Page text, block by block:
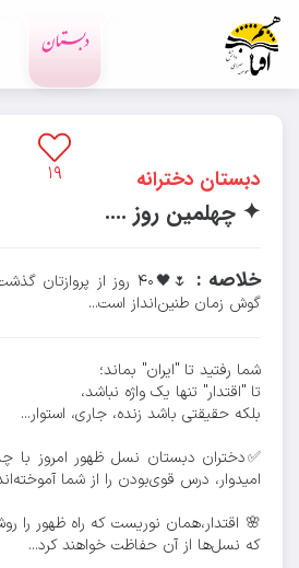
۱۹ دبستان دخترانه
✦ چهلمین روز ....
خلاصه :
🌷🖤۴۰ روز از
گوش زمان طنین‌انداز است...
شما رفتید تا "ایران" بماند؛
تا "اقتدار" تنها یک واژه نباشد،
بلکه حقیقتی باشد زنده، جاری، استوار...
✅دختران دبستان نسل ظهور امروز با
امیدوار، درس قوی‌بودن را از شما
🌸 اقتدار،همان نوریست که راه ظهور را
که نسل‌ها از آن حفاظت خواهند کرد...